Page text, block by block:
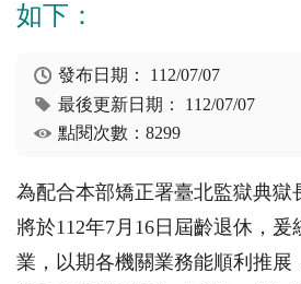
如下：
發布日期： 112/07/07
最後更新日期： 112/07/07
點閱次數：8299
為配合本部矯正署臺北監獄典獄
將於112年7月16日屆齡退休，
業，以期各機關業務能順利推展